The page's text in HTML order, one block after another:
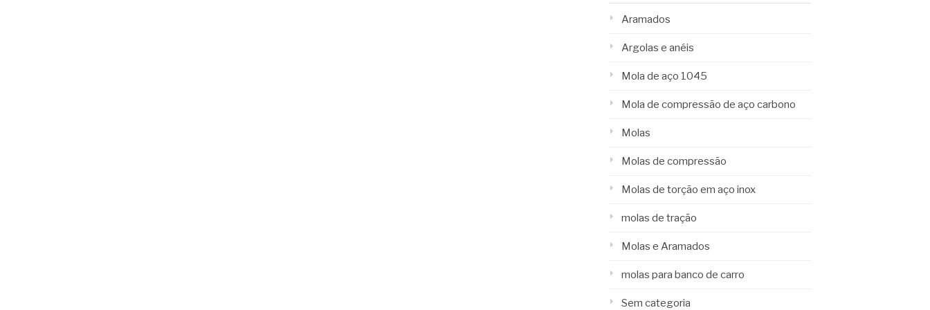
Aramados
Argolas e anéis
Mola de aço 1045
Mola de compressão de aço carbono
Molas
Molas de compressão
Molas de torção em aço inox
molas de tração
Molas e Aramados
molas para banco de carro
Sem categoria